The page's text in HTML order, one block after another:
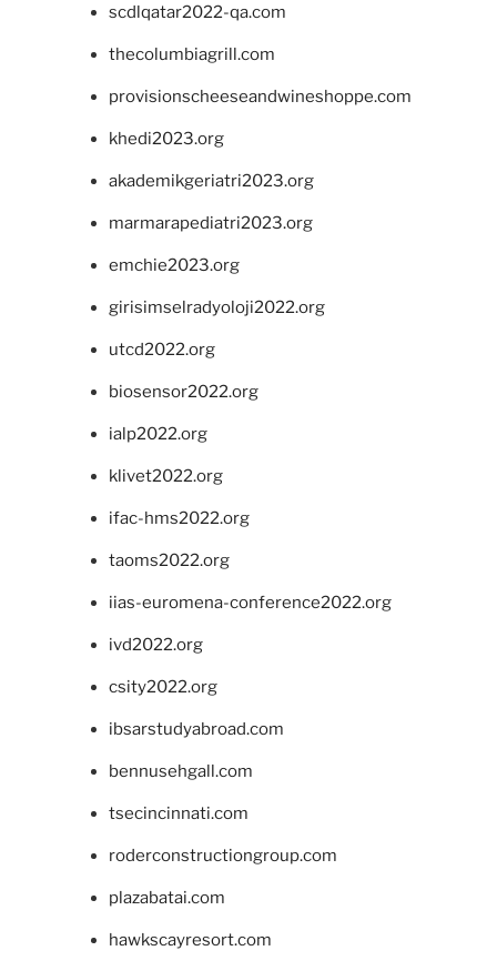
scdlqatar2022-qa.com
thecolumbiagrill.com
provisionscheeseandwineshoppe.com
khedi2023.org
akademikgeriatri2023.org
marmarapediatri2023.org
emchie2023.org
girisimselradyoloji2022.org
utcd2022.org
biosensor2022.org
ialp2022.org
klivet2022.org
ifac-hms2022.org
taoms2022.org
iias-euromena-conference2022.org
ivd2022.org
csity2022.org
ibsarstudyabroad.com
bennusehgall.com
tsecincinnati.com
roderconstructiongroup.com
plazabatai.com
hawkscayresort.com